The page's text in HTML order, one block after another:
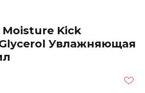
Moisture Kick
Увлажняющая